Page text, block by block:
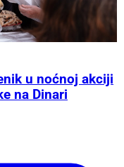
u noćnoj akciji
na Dinari